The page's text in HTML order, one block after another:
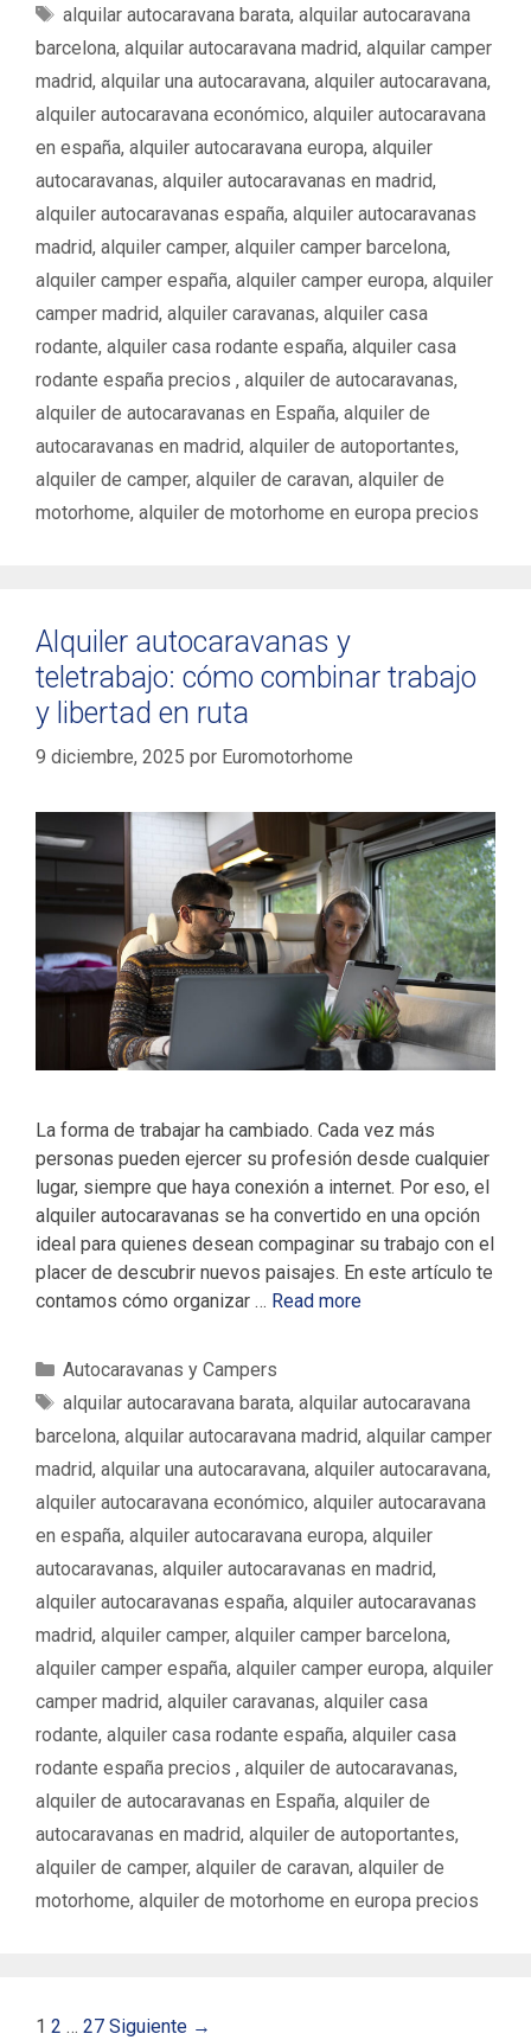
a
g
o
r
í
a
s
E
t
u
e
t
a
s
alquilar autocaravana barata, alquilar autocaravana
barcelona, alquilar autocaravana madrid, alquilar camper
madrid, alquilar una autocaravana, alquiler autocaravana,
alquiler autocaravana económico, alquiler autocaravana
en españa, alquiler autocaravana europa, alquiler
autocaravanas, alquiler autocaravanas en madrid,
alquiler autocaravanas españa, alquiler autocaravanas
madrid, alquiler camper, alquiler camper barcelona,
alquiler camper españa, alquiler camper europa, alquiler
camper madrid, alquiler caravanas, alquiler casa
rodante, alquiler casa rodante españa, alquiler casa
rodante españa precios ‌‌ , alquiler de autocaravanas,
alquiler de autocaravanas en España, alquiler de
autocaravanas en madrid, alquiler de autoportantes,
alquiler de camper, alquiler de caravan, alquiler de
motorhome, alquiler de motorhome en europa precios
Alquiler autocaravanas y
teletrabajo: cómo combinar trabajo
y libertad en ruta
9 diciembre, 2025 por Euromotorhome
La forma de trabajar ha cambiado. Cada vez más
personas pueden ejercer su profesión desde cualquier
lugar, siempre que haya conexión a internet. Por eso, el
alquiler autocaravanas se ha convertido en una opción
ideal para quienes desean compaginar su trabajo con el
placer de descubrir nuevos paisajes. En este artículo te
contamos cómo organizar … Read more
C
a
g
o
r
í
a
s
Autocaravanas y Campers
E
t
u
e
t
a
s
alquilar autocaravana barata, alquilar autocaravana
barcelona, alquilar autocaravana madrid, alquilar camper
madrid, alquilar una autocaravana, alquiler autocaravana,
alquiler autocaravana económico, alquiler autocaravana
en españa, alquiler autocaravana europa, alquiler
autocaravanas, alquiler autocaravanas en madrid,
alquiler autocaravanas españa, alquiler autocaravanas
madrid, alquiler camper, alquiler camper barcelona,
alquiler camper españa, alquiler camper europa, alquiler
camper madrid, alquiler caravanas, alquiler casa
rodante, alquiler casa rodante españa, alquiler casa
rodante españa precios ‌‌ , alquiler de autocaravanas,
alquiler de autocaravanas en España, alquiler de
autocaravanas en madrid, alquiler de autoportantes,
alquiler de camper, alquiler de caravan, alquiler de
motorhome, alquiler de motorhome en europa precios
N
1 2 … 27 Siguiente →